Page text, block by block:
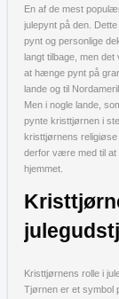
En af de mest
julepynt på den.
pynt og personlige
langt tilbage, men
at hænge pynt på
lande og til
Men i nogle lande,
pynte kristtjørnen i
kristtjørnens
derfor være med til at
hjemmet.
Kristtjørnens rolle i
Tjørnen er et symbol